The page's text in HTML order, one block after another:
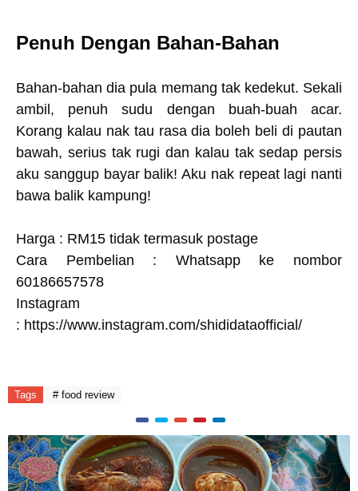
Penuh Dengan Bahan-Bahan
Bahan-bahan dia pula memang tak kedekut. Sekali
ambil, penuh sudu dengan buah-buah acar.
Korang kalau nak tau rasa dia boleh beli di pautan
bawah, serius tak rugi dan kalau tak sedap persis
aku sanggup bayar balik! Aku nak repeat lagi nanti
bawa balik kampung!
Harga : RM15 tidak termasuk postage
Cara Pembelian : Whatsapp ke nombor
60186657578
Instagram
: https://www.instagram.com/shididataofficial/
Tags # food review